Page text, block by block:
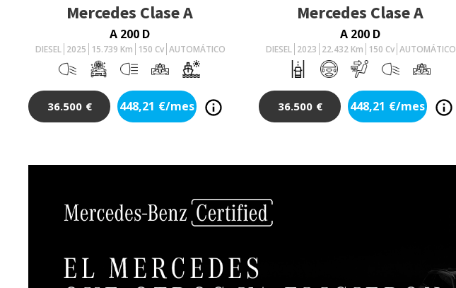
Mercedes Clase A
A 200 D
DIESEL 2025 15.739 Km 150 Cv AUTOMÁTICO
36.500 € 448,21 €/mes
Mercedes Clase A
A 200 D
DIESEL 2023 22.432 Km 150 Cv AUTOMÁTICO
36.500 € 448,21 €/mes